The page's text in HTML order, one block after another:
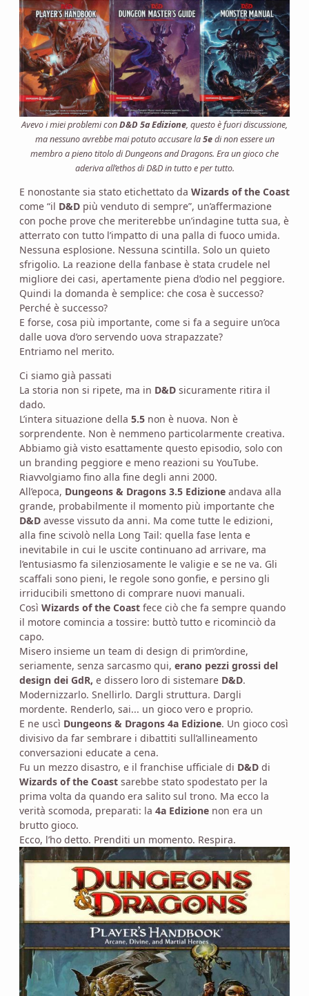
Avevo i miei problemi conD&D 5a Edizione, questo è fuori discussione,
ma nessuno avrebbe mai potuto accusare la5edi non essere un
membro a pieno titolo di Dungeons and Dragons. Era un gioco che
aderiva all’ethos di D&D in tutto e per tutto.
E nonostante sia stato etichettato da Wizards of the Coast
come “il D&D più venduto di sempre”, un’affermazione
con poche prove che meriterebbe un’indagine tutta sua, è
atterrato con tutto l’impatto di una palla di fuoco umida.
Nessuna esplosione. Nessuna scintilla. Solo un quieto
sfrigolio. La reazione della fanbase è stata crudele nel
migliore dei casi, apertamente piena d’odio nel peggiore.
Quindi la domanda è semplice: che cosa è successo?
Perché è successo?
E forse, cosa più importante, come si fa a seguire un’oca
dalle uova d’oro servendo uova strapazzate?
Entriamo nel merito.
Ci siamo già passati
La storia non si ripete, ma in D&D sicuramente ritira il
dado.
L’intera situazione della 5.5 non è nuova. Non è
sorprendente. Non è nemmeno particolarmente creativa.
Abbiamo già visto esattamente questo episodio, solo con
un branding peggiore e meno reazioni su YouTube.
Riavvolgiamo fino alla fine degli anni 2000.
All’epoca, Dungeons & Dragons 3.5 Edizione andava alla
grande, probabilmente il momento più importante che
D&D avesse vissuto da anni. Ma come tutte le edizioni,
alla fine scivolò nella Long Tail: quella fase lenta e
inevitabile in cui le uscite continuano ad arrivare, ma
l’entusiasmo fa silenziosamente le valigie e se ne va. Gli
scaffali sono pieni, le regole sono gonfie, e persino gli
irriducibili smettono di comprare nuovi manuali.
Così Wizards of the Coast fece ciò che fa sempre quando
il motore comincia a tossire: buttò tutto e ricominciò da
capo.
Misero insieme un team di design di prim’ordine,
seriamente, senza sarcasmo qui, erano pezzi grossi del
design dei GdR, e dissero loro di sistemare D&D.
Modernizzarlo. Snellirlo. Dargli struttura. Dargli
mordente. Renderlo, sai... un gioco vero e proprio.
E ne uscì Dungeons & Dragons 4a Edizione. Un gioco così
divisivo da far sembrare i dibattiti sull’allineamento
conversazioni educate a cena.
Fu un mezzo disastro, e il franchise ufficiale di D&D di
Wizards of the Coast sarebbe stato spodestato per la
prima volta da quando era salito sul trono. Ma ecco la
verità scomoda, preparati: la 4a Edizione non era un
brutto gioco.
Ecco, l’ho detto. Prenditi un momento. Respira.